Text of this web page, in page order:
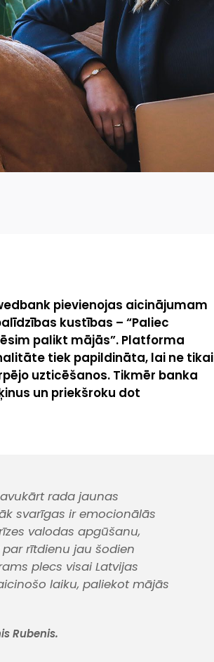
pievienojas aicinājumam
kustības – “Paliec
palikt mājās”. Platforma
tiek papildināta, lai ne tikai
uzticēšanos. Tikmēr banka
un priekšroku dot
rada jaunas
svarīgas ir emocionālās
valodas apgūšanu,
rītdienu jau šodien
plecs visai Latvijas
laiku, paliekot mājās
Rubenis.